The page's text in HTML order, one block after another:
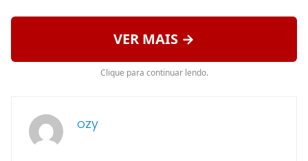
VER MAIS →
Clique para continuar lendo.
ozy